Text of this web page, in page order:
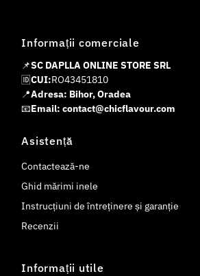
Informații comerciale
📌SC DAPLLA ONLINE STORE SRL
🆔CUI:RO43451810
📍Adresa: Bihor, Oradea
📧Email: contact@chicflavour.com
Asistență
Contactează-ne
Ghid mărimi inele
Instrucțiuni de întreținere și garanție
Recenzii
Informații utile